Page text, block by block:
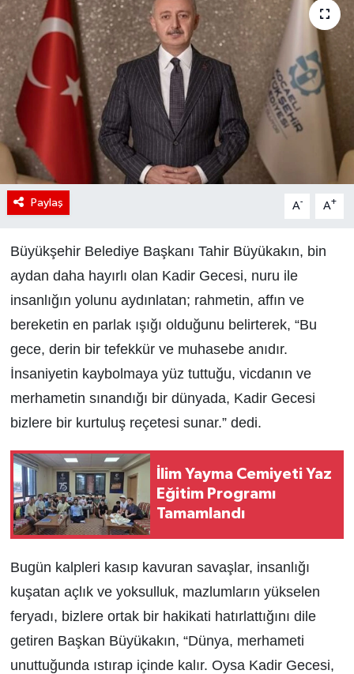
Paylaş A- A+
Büyükşehir Belediye Başkanı Tahir Büyükakın, bin
aydan daha hayırlı olan Kadir Gecesi, nuru ile
insanlığın yolunu aydınlatan; rahmetin, affın ve
bereketin en parlak ışığı olduğunu belirterek, “Bu
gece, derin bir tefekkür ve muhasebe anıdır.
İnsaniyetin kaybolmaya yüz tuttuğu, vicdanın ve
merhametin sınandığı bir dünyada, Kadir Gecesi
bizlere bir kurtuluş reçetesi sunar.” dedi.
İlim Yayma Cemiyeti Yaz
Eğitim Programı
Tamamlandı
Bugün kalpleri kasıp kavuran savaşlar, insanlığı
kuşatan açlık ve yoksulluk, mazlumların yükselen
feryadı, bizlere ortak bir hakikati hatırlattığını dile
getiren Başkan Büyükakın, “Dünya, merhameti
unuttuğunda ıstırap içinde kalır. Oysa Kadir Gecesi,